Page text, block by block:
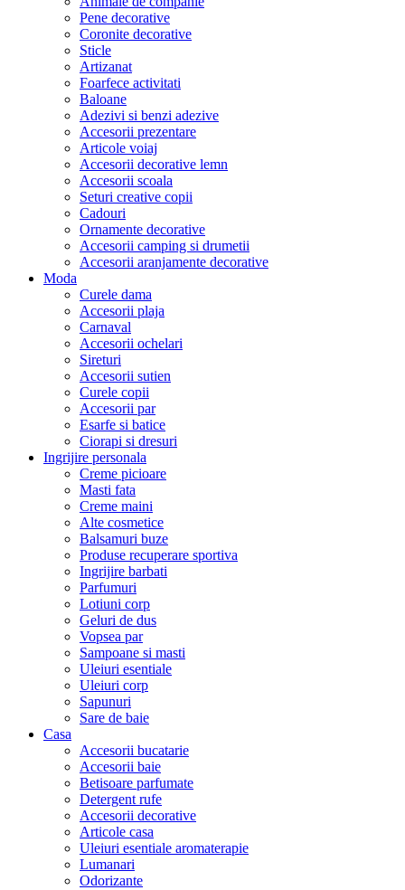
Pene decorative
Coronite decorative
Sticle
Artizanat
Foarfece activitati
Baloane
Adezivi si benzi adezive
Accesorii prezentare
Articole voiaj
Accesorii decorative lemn
Accesorii scoala
Seturi creative copii
Cadouri
Ornamente decorative
Accesorii camping si drumetii
Accesorii aranjamente decorative
Moda
Curele dama
Accesorii plaja
Carnaval
Accesorii ochelari
Sireturi
Accesorii sutien
Curele copii
Accesorii par
Esarfe si batice
Ciorapi si dresuri
Ingrijire personala
Creme picioare
Masti fata
Creme maini
Alte cosmetice
Balsamuri buze
Produse recuperare sportiva
Ingrijire barbati
Parfumuri
Lotiuni corp
Geluri de dus
Vopsea par
Sampoane si masti
Uleiuri esentiale
Uleiuri corp
Sapunuri
Sare de baie
Casa
Accesorii bucatarie
Accesorii baie
Betisoare parfumate
Detergent rufe
Accesorii decorative
Articole casa
Uleiuri esentiale aromaterapie
Lumanari
Odorizante